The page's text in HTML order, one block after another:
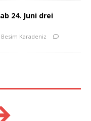
24. Juni drei
Besim Karadeniz